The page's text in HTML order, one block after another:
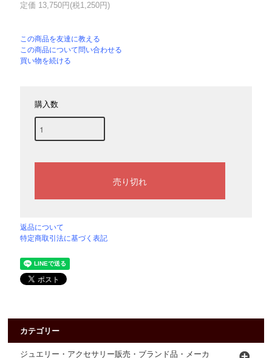
定価 13,750円(税1,250円)
この商品を友達に教える
この商品について問い合わせる
買い物を続ける
購入数
返品について
特定商取引法に基づく表記
カテゴリー
ジュエリー・アクセサリー販売・ブランド品・メーカ